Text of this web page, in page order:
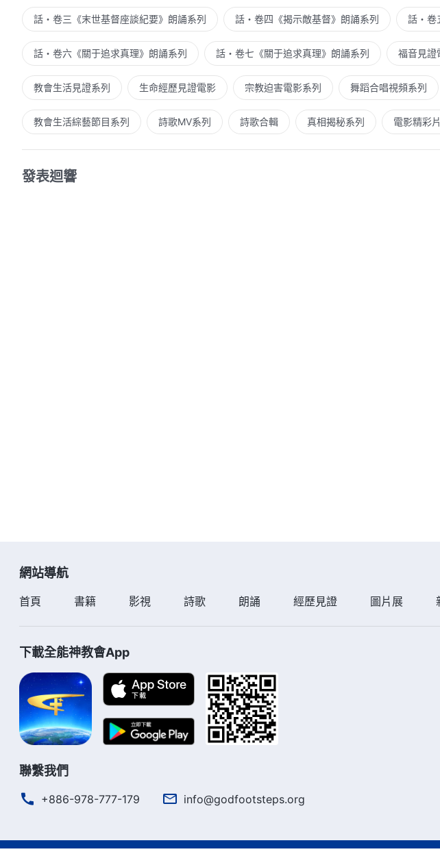
話・卷三《末世基督座談紀要》朗誦系列 話・卷四《揭示敵基督》朗誦系列 話・卷
話・卷六《關于追求真理》朗誦系列 話・卷七《關于追求真理》朗誦系列 福音見證
教會生活見證系列 生命經歷見證電影 宗教迫害電影系列 舞蹈合唱視頻系列
教會生活綜藝節目系列 詩歌MV系列 詩歌合輯 真相揭秘系列 電影精彩
發表迴響
網站導航
首頁 書籍 影視 詩歌 朗誦 經歷見證 圖片展
下載全能神教會App
聯繫我們
+886-978-777-179 info@godfootsteps.org